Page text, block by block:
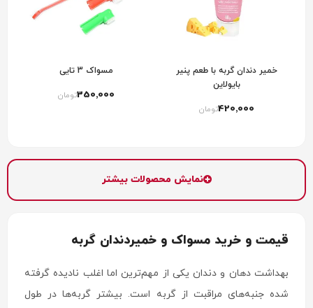
خمیر دندان گربه با طعم پنیر
بایولاین
420٬000تومان
مسواک 3 تایی
350٬000تومان
نمایش محصولات بیشتر
قیمت و خرید مسواک و خمیردندان گربه
بهداشت دهان و دندان یکی از مهم‌ترین اما اغلب نادیده گرفته
شده جنبه‌های مراقبت از گربه است. بیشتر گربه‌ها در طول